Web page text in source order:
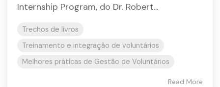
Internship Program, do Dr. Robert...
Trechos de livros
Treinamento e integração de voluntários
Melhores práticas de Gestão de Voluntários
Read More